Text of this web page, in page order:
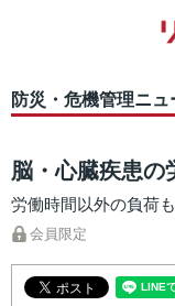
防災・危機管理ニュ
脳・心臓疾患の
労働時間以外の負荷
会員限定